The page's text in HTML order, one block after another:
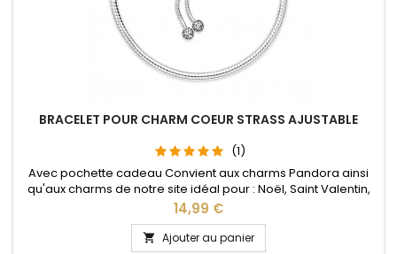
BRACELET POUR CHARM COEUR STRASS AJUSTABLE
(1)
Avec pochette cadeau Convient aux charms Pandora ainsi
qu'aux charms de notre site idéal pour : Noël, Saint Valentin,
anniversaire, anniversaire de mariage La partie ajustable se
détache d'un coté pour passer les charms par simple
pression sur le bouton Ajustable pour tous les poignets
Prix
14,99 €
 Ajouter au panier